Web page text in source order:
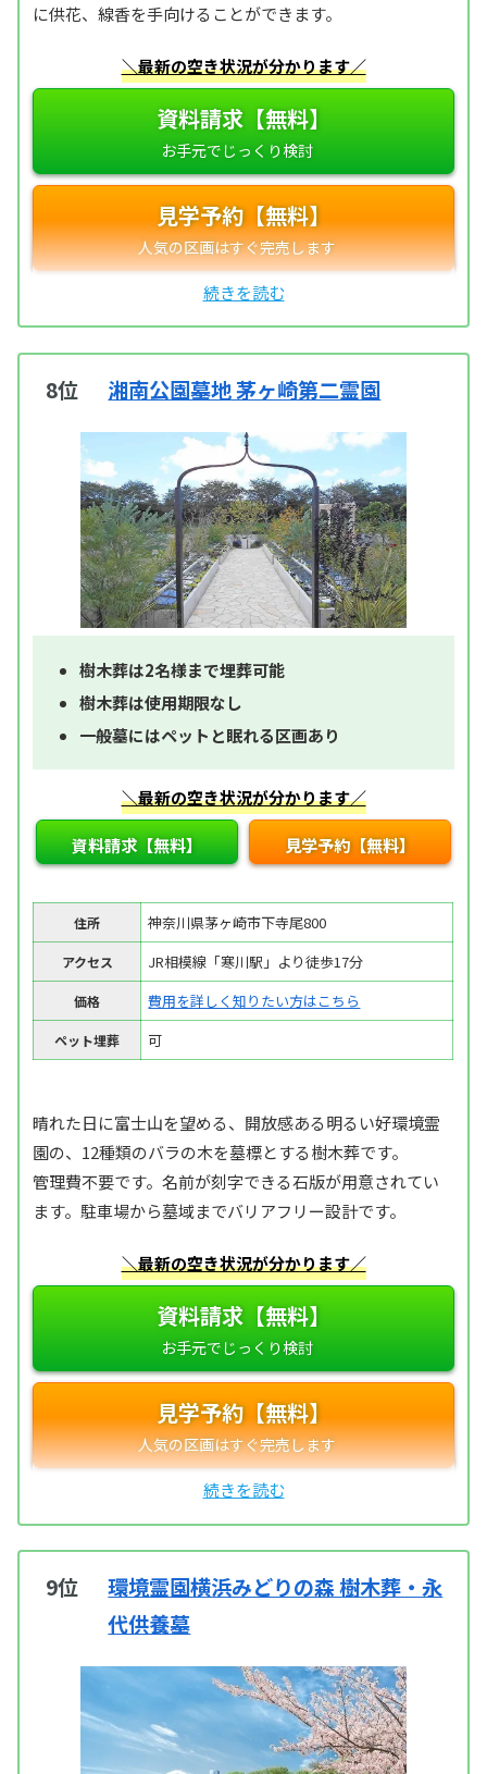
に供花、線香を手向けることができます。
＼最新の空き状況が分かります／
資料請求【無料】
見学予約【無料】
8位 湘南公園墓地 茅ヶ崎第二霊園
樹木葬は2名様まで埋葬可能
樹木葬は使用期限なし
一般墓にはペットと眠れる区画あり
＼最新の空き状況が分かります／
資料請求【無料】 見学予約【無料】
住所 神奈川県茅ヶ崎市下寺尾800
アクセス JR相模線「寒川駅」より徒歩17分
価格 費用を詳しく知りたい方はこちら
ペット埋葬 可
晴れた日に富士山を望める、開放感ある明るい好環境霊
園の、12種類のバラの木を墓標とする樹木葬です。
管理費不要です。名前が刻字できる石版が用意されてい
ます。駐車場から墓域までバリアフリー設計です。
＼最新の空き状況が分かります／
資料請求【無料】
見学予約【無料】
9位
環境霊園横浜みどりの森 樹木葬・永
代供養墓